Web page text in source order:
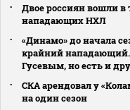
Двое россиян вошли
нападающих НХЛ
«Динамо» до начала
крайний нападающий.
Гусевым, но есть и
СКА арендовал у
на один сезон